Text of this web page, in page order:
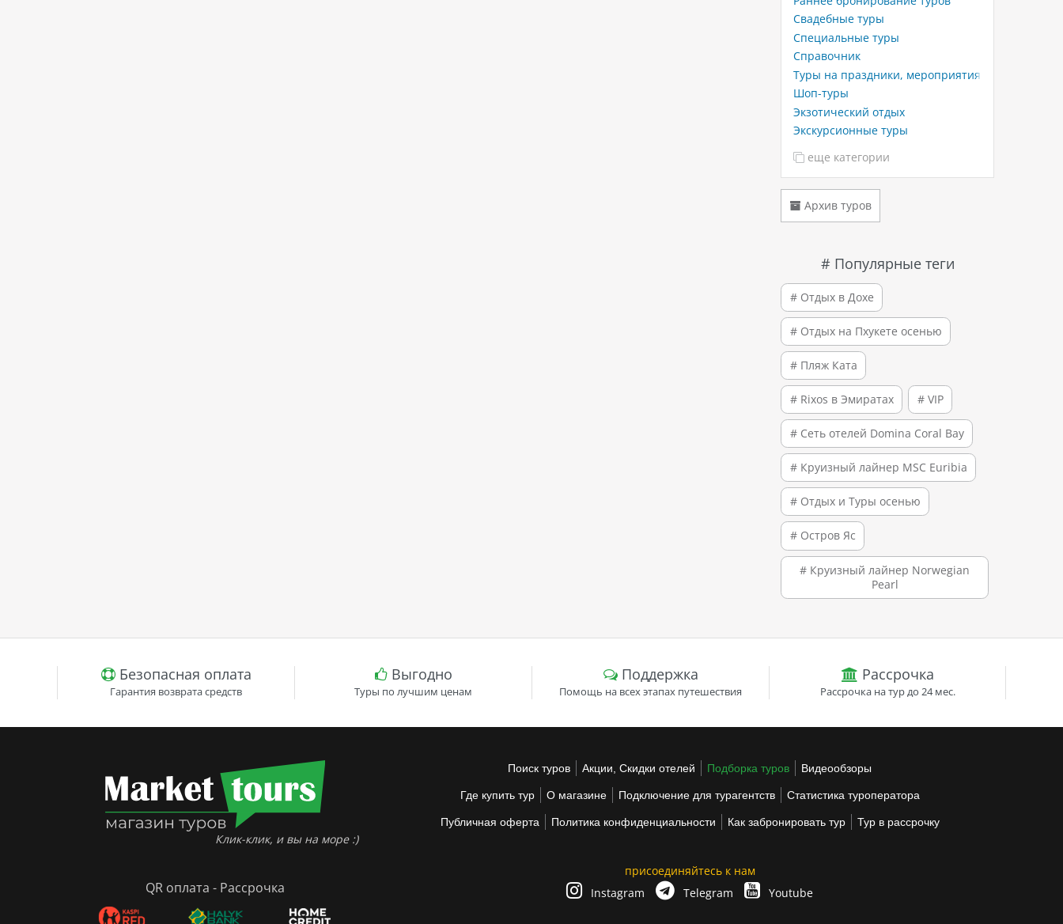
Свадебные туры
Специальные туры
Справочник
Туры на праздники, мероприятия
Шоп-туры
Экзотический отдых
Экскурсионные туры
еще категории
Архив туров
# Популярные теги
# Отдых в Дохе
# Отдых на Пхукете осенью
# Пляж Ката
# Rixos в Эмиратах # VIP
# Сеть отелей Domina Coral Bay
# Круизный лайнер MSC Euribia
# Отдых и Туры осенью
# Остров Яс
# Круизный лайнер Norwegian
Pearl
Безопасная оплата
Гарантия возврата средств
Выгодно
Туры по лучшим ценам
Поддержка
Помощь на всех этапах путешествия
Рассрочка
Рассрочка на тур до 24 мес.
Клик-клик, и вы на море :)
QR оплата - Рассрочка
Поиск туров Акции, Скидки отелей Подборка туров Видеообзоры
Где купить тур О магазине Подключение для турагентств Статистика туроператора
Публичная оферта Политика конфиденциальности Как забронировать тур Тур в рассрочку
присоединяйтесь к нам
Instagram
Telegram Youtube